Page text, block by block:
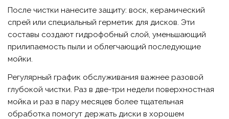
После чистки нанесите защиту: воск, керамический
спрей или специальный герметик для дисков. Эти
составы создают гидрофобный слой, уменьшающий
прилипаемость пыли и облегчающий последующие
мойки.
Регулярный график обслуживания важнее разовой
глубокой чистки. Раз в две-три недели поверхностная
мойка и раз в пару месяцев более тщательная
обработка помогут держать диски в хорошем